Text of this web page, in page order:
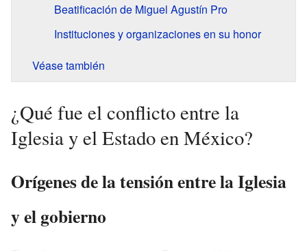
Beatificación de Miguel Agustín Pro
Instituciones y organizaciones en su honor
Véase también
¿Qué fue el conflicto entre la
Iglesia y el Estado en México?
Orígenes de la tensión entre la Iglesia
y el gobierno